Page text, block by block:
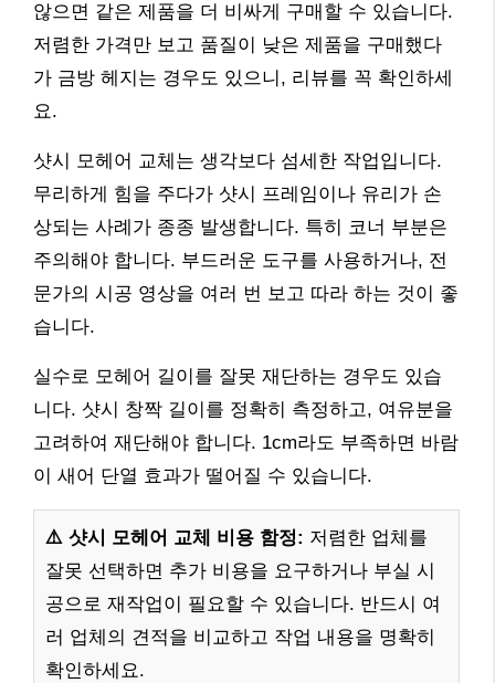
않으면 같은 제품을 더 비싸게 구매할 수 있습니다.
저렴한 가격만 보고 품질이 낮은 제품을 구매했다
가 금방 헤지는 경우도 있으니, 리뷰를 꼭 확인하세
요.
샷시 모헤어 교체는 생각보다 섬세한 작업입니다.
무리하게 힘을 주다가 샷시 프레임이나 유리가 손
상되는 사례가 종종 발생합니다. 특히 코너 부분은
주의해야 합니다. 부드러운 도구를 사용하거나, 전
문가의 시공 영상을 여러 번 보고 따라 하는 것이 좋
습니다.
실수로 모헤어 길이를 잘못 재단하는 경우도 있습
니다. 샷시 창짝 길이를 정확히 측정하고, 여유분을
고려하여 재단해야 합니다. 1cm라도 부족하면 바람
이 새어 단열 효과가 떨어질 수 있습니다.
⚠️ 샷시 모헤어 교체 비용 함정: 저렴한 업체를
잘못 선택하면 추가 비용을 요구하거나 부실 시
공으로 재작업이 필요할 수 있습니다. 반드시 여
러 업체의 견적을 비교하고 작업 내용을 명확히
확인하세요.